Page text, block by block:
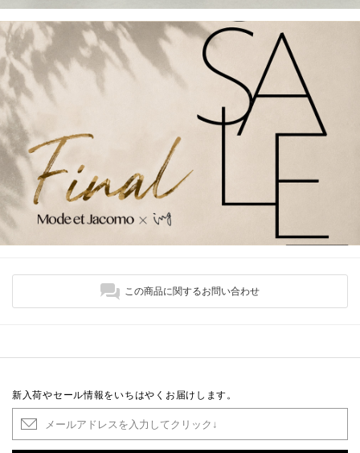
この商品に関するお問い合わせ
新入荷やセール情報をいちはやくお届けします。